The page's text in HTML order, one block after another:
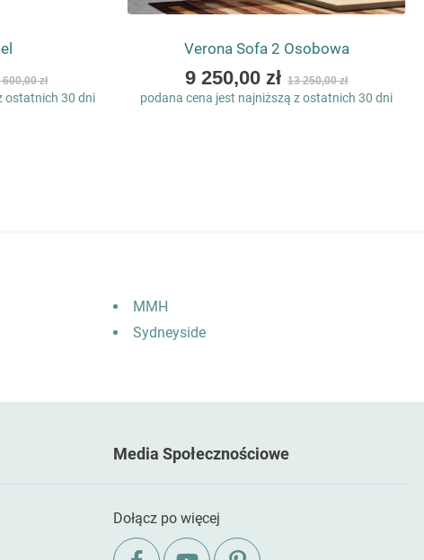
600,00 zł
ostatnich 30 dni
Verona Sofa 2 Osobowa
As
low
9 250,00 zł 13 250,00 zł
podana cena jest najniższą z ostatnich 30 dni
MMH
Sydneyside
Media Społecznościowe
Dołącz po więcej